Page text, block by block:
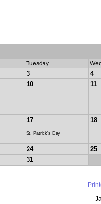
Tuesday
3
4
10 11
17
St. Patrick's Day
18
24
25
31